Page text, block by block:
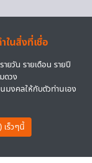
ในสิ่งที่เชื่อ
ยวัน รายเดือน รายปี
ดวง
มงคลให้กับตัวท่านเอง
เร็วๆนี้